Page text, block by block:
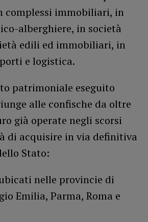
complessi immobiliari, in
alberghiere, in società
edili ed immobiliari, in
e logistica.
patrimoniale eseguito
alle confische da oltre
già operate negli scorsi
di acquisire in via definitiva
Stato:
nelle provincie di
Emilia, Parma, Roma e